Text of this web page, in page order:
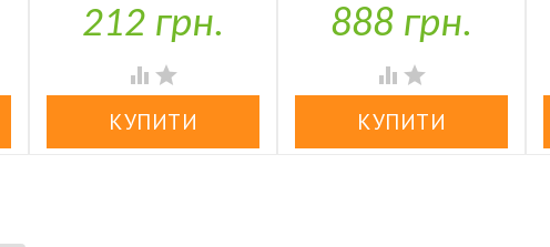
У наявності
212 грн.
 
У наявності
888 грн.
 